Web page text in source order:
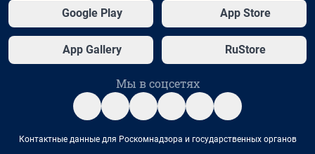
Google Play App Store
App Gallery RuStore
Мы в соцсетях
Контактные данные для Роскомнадзора и государственных органов